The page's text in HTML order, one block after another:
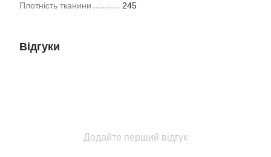
Плотність тканини 245
Відгуки
Додайте перший відгук